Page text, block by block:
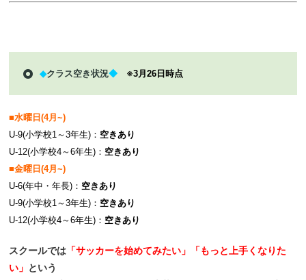
◆クラス空き状況◆ ※3月26日時点
■水曜日(4月~)
U-9(小学校1～3年生)： 空きあり
U-12(小学校4～6年生)： 空きあり
■金曜日(4月~)
U-6(年中・年長)： 空きあり
U-9(小学校1～3年生)： 空きあり
U-12(小学校4～6年生)： 空きあり
スクールでは 「サッカーを始めてみたい」「もっと上手くなりた
い」 という